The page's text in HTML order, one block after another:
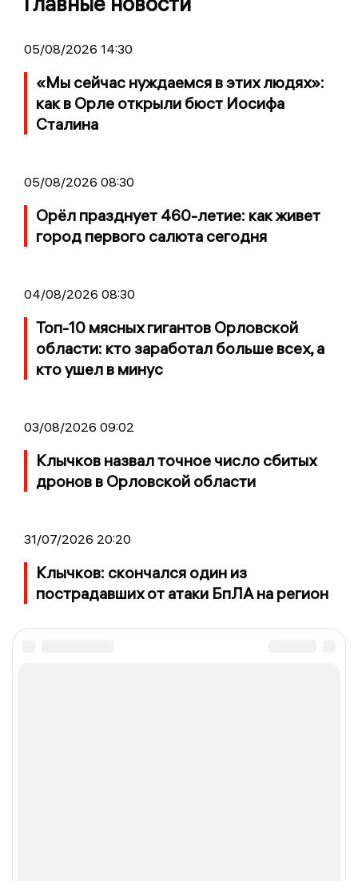
05/08/2026 14:30
«Мы сейчас нуждаемся в этих людях»:
как в Орле открыли бюст Иосифа
Сталина
05/08/2026 08:30
Орёл празднует 460-летие: как живет
город первого салюта сегодня
04/08/2026 08:30
Топ-10 мясных гигантов Орловской
области: кто заработал больше всех, а
кто ушел в минус
03/08/2026 09:02
Клычков назвал точное число сбитых
дронов в Орловской области
31/07/2026 20:20
Клычков: скончался один из
пострадавших от атаки БпЛА на регион